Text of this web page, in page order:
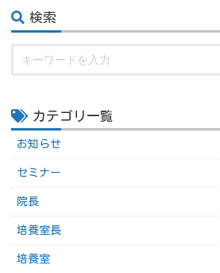
検索
カテゴリ一覧
お知らせ
セミナー
院長
培養室長
培養室